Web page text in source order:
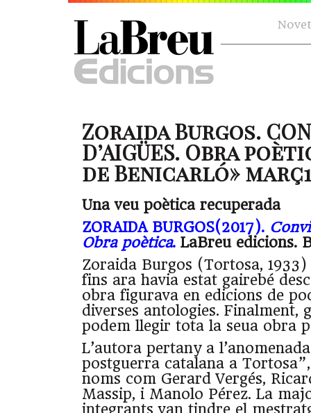
Zoraida Burgos.
D’AIGÜES. Obra
de Benicarló»
Una veu poètica recuperada
ZORAIDA BURGOS(2017).
Obra poètica. LaBreu edicions.
Zoraida Burgos (Tortosa, 1933)
fins ara havia estat gairebé
obra figurava en edicions de
diverses antologies. Finalment,
podem llegir tota la seua obra
L’autora pertany a
postguerra catalana a
noms com Gerard Vergés,
Massip, i Manolo Pérez. La
integrants van tindre el